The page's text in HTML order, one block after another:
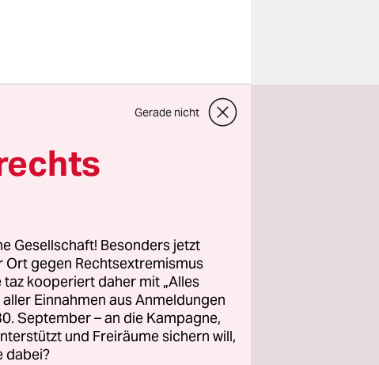
die
Denn
450-
Dies
Teil
Gerade nicht
Gesellschaft! Besonders jetzt
Ort gegen Rechtsextremismus
kooperiert daher mit „Alles
Einnahmen aus Anmeldungen
September – an die Kampagne,
und Freiräume sichern will,
dabei?